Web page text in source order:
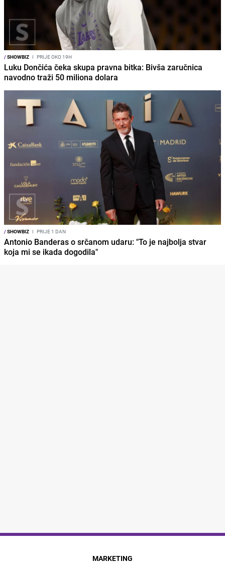
/SHOWBIZ I PRIJE OKO 19H
Luku Dončića čeka skupa pravna bitka: Bivša zaručnica
navodno traži 50 miliona dolara
/SHOWBIZ I PRIJE 1 DAN
Antonio Banderas o srčanom udaru: "To je najbolja stvar
koja mi se ikada dogodila"
MARKETING